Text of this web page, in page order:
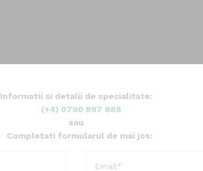
Informatii si detalii de specialitate:
(+4) 0790 887 888
sau
Completati formularul de mai jos: